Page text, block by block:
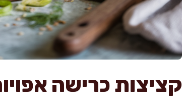
קציצות כרישה